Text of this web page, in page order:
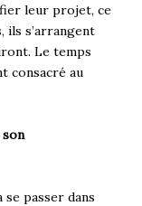
leur projet, ce
ils s’arrangent
Le temps
consacré au
passer dans